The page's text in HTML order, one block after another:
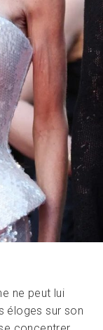
ne peut lui
éloges sur son